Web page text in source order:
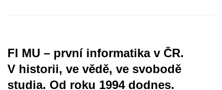
FI MU – první informatika v ČR.
V historii, ve vědě, ve svobodě
studia. Od roku 1994 dodnes.